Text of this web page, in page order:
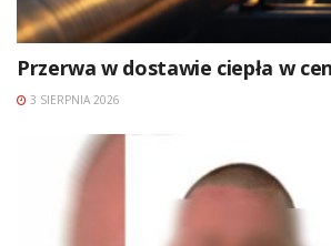
Przerwa w dostawie ciepła w
3 SIERPNIA 2026